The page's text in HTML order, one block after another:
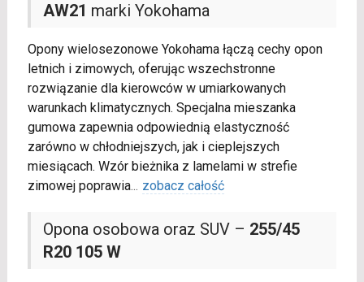
AW21 marki Yokohama
Opony wielosezonowe Yokohama łączą cechy opon
letnich i zimowych, oferując wszechstronne
rozwiązanie dla kierowców w umiarkowanych
warunkach klimatycznych. Specjalna mieszanka
gumowa zapewnia odpowiednią elastyczność
zarówno w chłodniejszych, jak i cieplejszych
miesiącach. Wzór bieżnika z lamelami w strefie
zimowej poprawia... zobacz całość
Opona osobowa oraz SUV – 255/45
R20 105 W